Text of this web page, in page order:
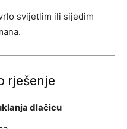
svijetlim ili sijedim
rješenje
dlačicu